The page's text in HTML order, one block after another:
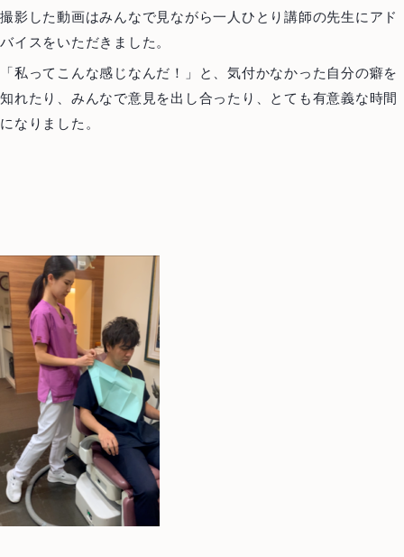
医師紹介Staff
お知らせNews
Blog
根管治療
歯周外科治療
審美歯科
予防歯科・メインテナンス
撮影した動画はみんなで見ながら一人ひとり講師の先生にアド
バイスをいただきました。
「私ってこんな感じなんだ！」と、気付かなかった自分の癖を
知れたり、みんなで意見を出し合ったり、とても有意義な時間
になりました。